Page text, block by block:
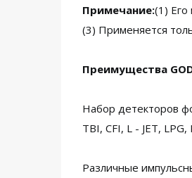
Примечание:(1)
(3) Применяется
Преимущества
Набор детекторов
TBI, CFI, L - JET,
Различные